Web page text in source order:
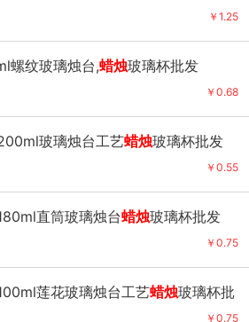
￥1.25
螺纹玻璃烛台,蜡烛玻璃杯批发
￥0.68
玻璃烛台工艺蜡烛玻璃杯批发
￥0.55
直筒玻璃烛台蜡烛玻璃杯批发
￥0.75
莲花玻璃烛台工艺蜡烛玻璃杯批
￥0.75